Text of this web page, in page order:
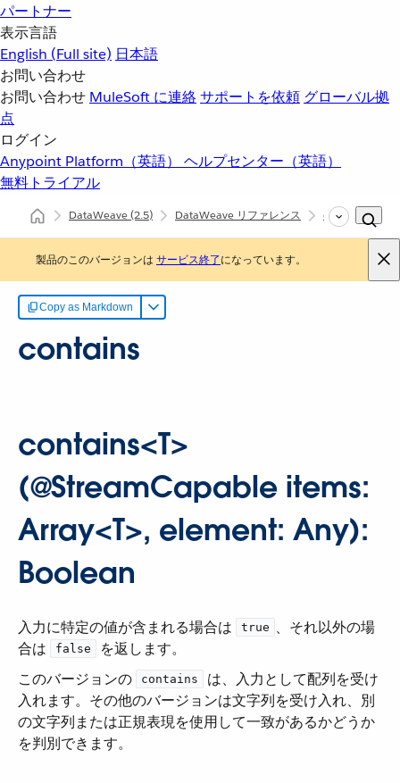
パートナー
表示言語
English (Full site) 日本語
お問い合わせ
お問い合わせ MuleSoft に連絡サポートを依頼 グローバル拠
点
ログイン
Anypoint Platform（英語） ヘルプセンター（英語）
無料トライアル
DataWeave(2.5) DataWeave リファレンス dw::Core
製品のこのバージョンは サービス終了になっています。
Copy as Markdown
contains
contains<T>
(@StreamCapable items:
Array<T>, element: Any):
Boolean
入力に特定の値が含まれる場合は ​ true ​、それ以外の場
合は ​
false
​ を返します。
このバージョンの ​
contains
​ は、入力として配列を受け
入れます。その他のバージョンは文字列を受け入れ、別
の文字列または正規表現を使用して一致があるかどうか
を判別できます。